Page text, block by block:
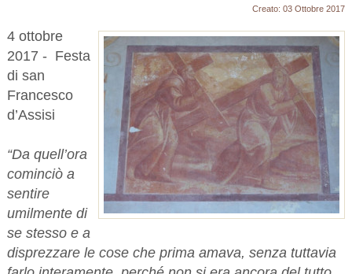
Creato: 03 Ottobre 2017
4 ottobre
2017 - Festa
di san
Francesco
d’Assisi
“Da quell’ora
cominciò a
sentire
umilmente di
se stesso e a
disprezzare le cose che prima amava, senza tuttavia